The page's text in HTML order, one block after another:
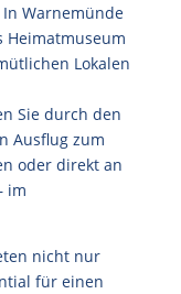
Warnemünde
Heimatmuseum
Lokalen
Sie durch den
Ausflug zum
oder direkt an
im
nicht nur
für einen